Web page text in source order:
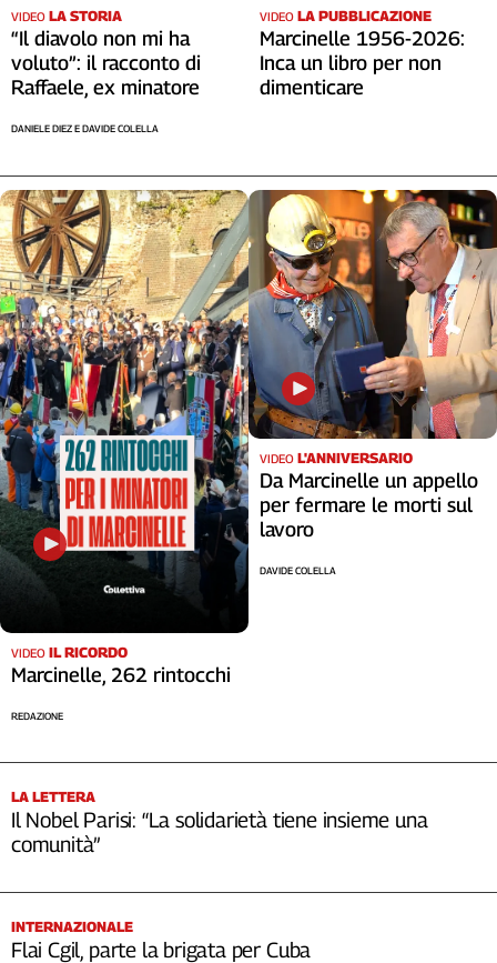
Newsletter
Social
VIDEO LA STORIA
“Il diavolo non mi ha
voluto”: il racconto di
Raffaele, ex minatore
DANIELE DIEZ E DAVIDE COLELLA
VIDEO LA PUBBLICAZIONE
Marcinelle 1956-2026:
Inca un libro per non
dimenticare
VIDEO IL RICORDO
Marcinelle, 262 rintocchi
REDAZIONE
VIDEO L'ANNIVERSARIO
Da Marcinelle un appello
per fermare le morti sul
lavoro
DAVIDE COLELLA
LA LETTERA
Il Nobel Parisi: “La solidarietà tiene insieme una
comunità”
INTERNAZIONALE
Flai Cgil, parte la brigata per Cuba